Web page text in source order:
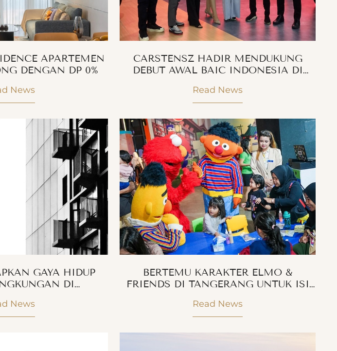
APARTEMEN
DENGAN DP 0%
News
CARSTENSZ HADIR MENDUKUNG
DEBUT AWAL BAIC INDONESIA DI
Read News
GAYA HIDUP
DI
News
BERTEMU KARAKTER ELMO &
FRIENDS DI TANGERANG UNTUK ISI
Read News